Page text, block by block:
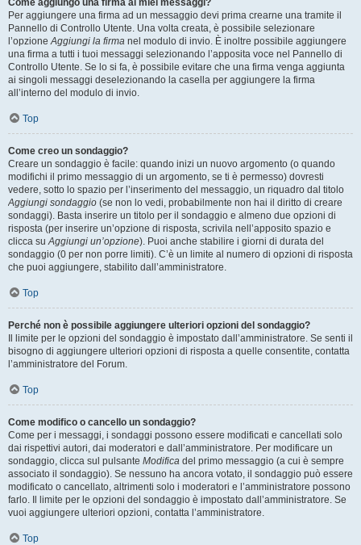
Come aggiungo una firma ai miei messaggi?
Per aggiungere una firma ad un messaggio devi prima crearne una tramite il
Pannello di Controllo Utente. Una volta creata, è possibile selezionare
l’opzioneAggiungi la firma nel modulo di invio. È inoltre possibile aggiungere
una firma a tutti i tuoi messaggi selezionando l’apposita voce nel Pannello di
Controllo Utente. Se lo si fa, è possibile evitare che una firma venga aggiunta
ai singoli messaggi deselezionando la casella per aggiungere la firma
all’interno del modulo di invio.
Top
Come creo un sondaggio?
Creare un sondaggio è facile: quando inizi un nuovo argomento (o quando
modifichi il primo messaggio di un argomento, se ti è permesso) dovresti
vedere, sotto lo spazio per l’inserimento del messaggio, un riquadro dal titolo
Aggiungi sondaggio (se non lo vedi, probabilmente non hai il diritto di creare
sondaggi). Basta inserire un titolo per il sondaggio e almeno due opzioni di
risposta (per inserire un’opzione di risposta, scrivila nell’apposito spazio e
clicca suAggiungi un’opzione). Puoi anche stabilire i giorni di durata del
sondaggio (0 per non porre limiti). C’è un limite al numero di opzioni di risposta
che puoi aggiungere, stabilito dall’amministratore.
Top
Perché non è possibile aggiungere ulteriori opzioni del sondaggio?
Il limite per le opzioni del sondaggio è impostato dall’amministratore. Se senti il
bisogno di aggiungere ulteriori opzioni di risposta a quelle consentite, contatta
l’amministratore del Forum.
Top
Come modifico o cancello un sondaggio?
Come per i messaggi, i sondaggi possono essere modificati e cancellati solo
dai rispettivi autori, dai moderatori e dall’amministratore. Per modificare un
sondaggio, clicca sul pulsante Modifica del primo messaggio (a cui è sempre
associato il sondaggio). Se nessuno ha ancora votato, il sondaggio può essere
modificato o cancellato, altrimenti solo i moderatori e l’amministratore possono
farlo. Il limite per le opzioni del sondaggio è impostato dall’amministratore. Se
vuoi aggiungere ulteriori opzioni, contatta l’amministratore.
Top